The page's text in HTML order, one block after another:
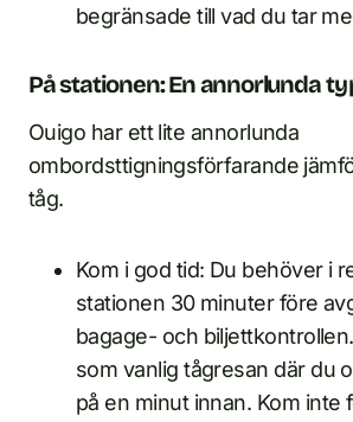
begränsade till vad du tar
På stationen: En annorlunda
Ouigo har ett lite annorlunda
ombordsttigningsförfarande
tåg.
Kom i god tid: Du behöver i
stationen 30 minuter före
bagage- och
som vanlig tågresan där du
på en minut innan. Kom inte